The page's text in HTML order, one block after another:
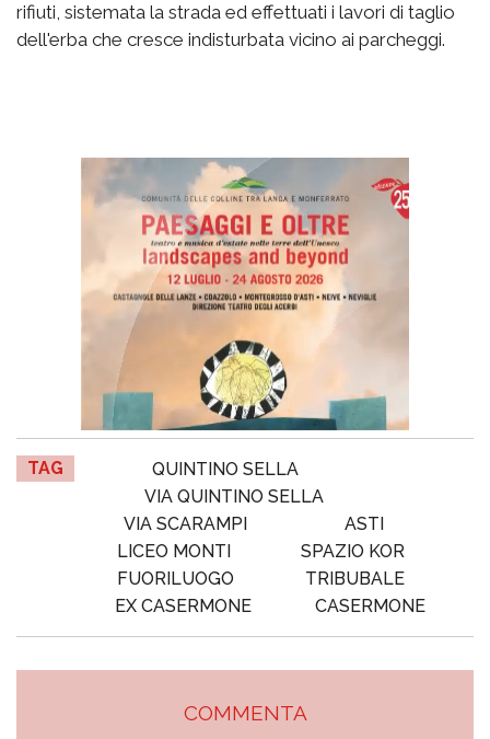
rifiuti, sistemata la strada ed effettuati i lavori di taglio
dell'erba che cresce indisturbata vicino ai parcheggi.
TAG
QUINTINO SELLA
VIA QUINTINO SELLA
VIA SCARAMPI
ASTI
LICEO MONTI
SPAZIO KOR
FUORILUOGO
TRIBUBALE
EX CASERMONE
CASERMONE
COMMENTA